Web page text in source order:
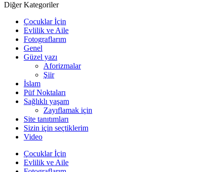
Diğer Kategoriler
Çocuklar İçin
Evlilik ve Aile
Fotograflarım
Genel
Güzel yazı
Aforizmalar
Şiir
İslam
Püf Noktaları
Sağlıklı yaşam
Zayıflamak için
Site tanıtımları
Sizin için seçtiklerim
Video
Çocuklar İçin
Evlilik ve Aile